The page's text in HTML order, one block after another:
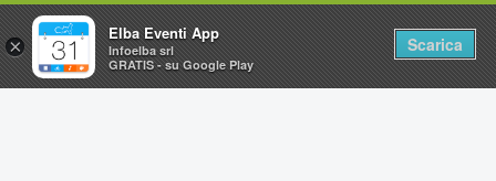
Home
×
Elba Eventi App
Infoelba srl
GRATIS - su Google Play
Scarica